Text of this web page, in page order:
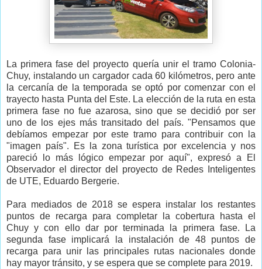
La primera fase del proyecto quería unir el tramo Colonia-
Chuy, instalando un cargador cada 60 kilómetros, pero ante
la cercanía de la temporada se optó por comenzar con el
trayecto hasta Punta del Este. La elección de la ruta en esta
primera fase no fue azarosa, sino que se decidió por ser
uno de los ejes más transitado del país. "Pensamos que
debíamos empezar por este tramo para contribuir con la
"imagen país". Es la zona turística por excelencia y nos
pareció lo más lógico empezar por aquí", expresó a El
Observador el director del proyecto de Redes Inteligentes
de UTE, Eduardo Bergerie.
Para mediados de 2018 se espera instalar los restantes
puntos de recarga para completar la cobertura hasta el
Chuy y con ello dar por terminada la primera fase. La
segunda fase implicará la instalación de 48 puntos de
recarga para unir las principales rutas nacionales donde
hay mayor tránsito, y se espera que se complete para 2019.